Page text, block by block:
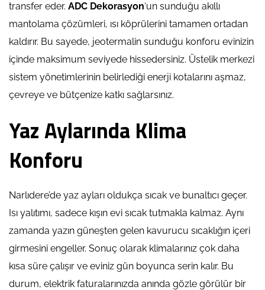
transfer eder. ADC Dekorasyon‘un sunduğu akıllı
mantolama çözümleri, ısı köprülerini tamamen ortadan
kaldırır. Bu sayede, jeotermalin sunduğu konforu evinizin
içinde maksimum seviyede hissedersiniz. Üstelik merkezi
sistem yönetimlerinin belirlediği enerji kotalarını aşmaz,
çevreye ve bütçenize katkı sağlarsınız.
Yaz Aylarında Klima
Konforu
Narlıdere’de yaz ayları oldukça sıcak ve bunaltıcı geçer.
Isı yalıtımı, sadece kışın evi sıcak tutmakla kalmaz. Aynı
zamanda yazın güneşten gelen kavurucu sıcaklığın içeri
girmesini engeller. Sonuç olarak klimalarınız çok daha
kısa süre çalışır ve eviniz gün boyunca serin kalır. Bu
durum, elektrik faturalarınızda anında gözle görülür bir